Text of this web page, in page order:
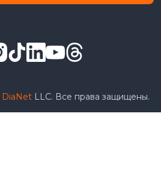
DiaNet LLC. Все права защищены.